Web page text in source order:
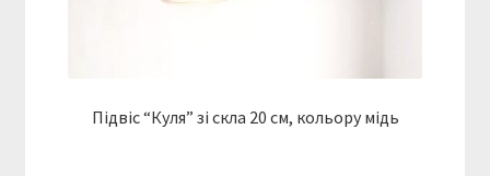
Підвіс “Куля” зі скла 20 см, кольору мідь